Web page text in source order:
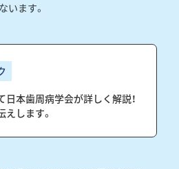
います。
本歯周病学会が詳しく解説！
します。